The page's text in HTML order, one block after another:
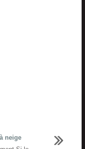
neige